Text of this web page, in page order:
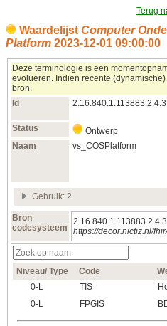
Terug
Waardelijst Computer
Platform 2023‑12‑01 09:00:00
Deze terminologie is een
evolueren. Indien recente
bron.
Id
Status Ontwerp
Naam
vs_COSPlatform
Gebruik: 2
Bron
codesysteem
https://decor.nictiz.nl/
Niveau/ Type Code
0‑L
TIS
0‑L
FPGIS